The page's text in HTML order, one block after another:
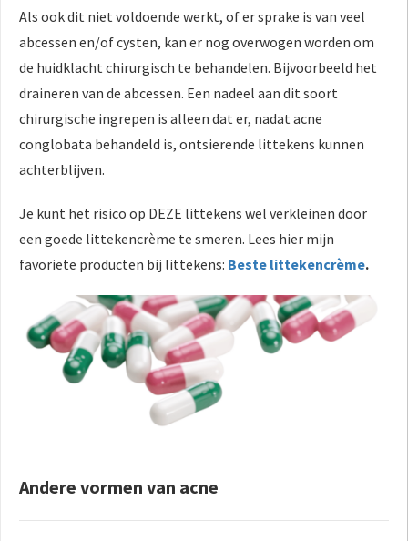
Als ook dit niet voldoende werkt, of er sprake is van veel
abcessen en/of cysten, kan er nog overwogen worden om
de huidklacht chirurgisch te behandelen. Bijvoorbeeld het
draineren van de abcessen. Een nadeel aan dit soort
chirurgische ingrepen is alleen dat er, nadat acne
conglobata behandeld is, ontsierende littekens kunnen
achterblijven.
Je kunt het risico op DEZE littekens wel verkleinen door
een goede littekencrème te smeren. Lees hier mijn
favoriete producten bij littekens: Beste littekencrème.
Andere vormen van acne